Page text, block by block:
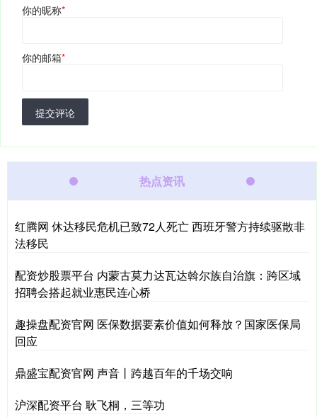
你的昵称*
你的邮箱*
提交评论
热点资讯
红腾网 休达移民危机已致72人死亡 西班牙警方持续驱散非
法移民
配资炒股票平台 内蒙古莫力达瓦达斡尔族自治旗：跨区域
招聘会搭起就业惠民连心桥
趣操盘配资官网 医保数据要素价值如何释放？国家医保局
回应
鼎盛宝配资官网 声音丨跨越百年的千场交响
沪深配资平台 耿飞桐，三等功